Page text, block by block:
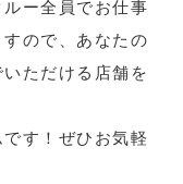
ー全員でお仕事
ので、あなたの
ただける店舗を
す！ぜひお気軽